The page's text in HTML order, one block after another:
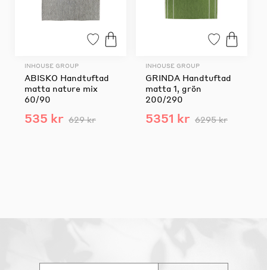
INHOUSE GROUP
ABISKO Handtuftad
matta nature mix
60/90
535 kr 629 kr
INHOUSE GROUP
GRINDA Handtuftad
matta 1, grön
200/290
5351 kr 6295 kr